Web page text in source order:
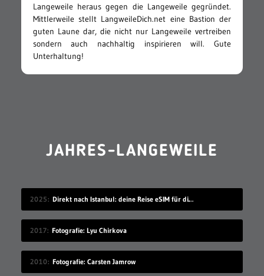
Langeweile heraus gegen die Langeweile gegründet.
Mittlerweile stellt LangweileDich.net eine Bastion der
guten Laune dar, die nicht nur Langeweile vertreiben
sondern auch nachhaltig inspirieren will. Gute
Unterhaltung!
JAHRES-LANGEWEILE
2025 Direkt nach Istanbul: deine Reise eSIM für die Türkei
2017 Fotografie: Lyu Chirkova
2010 Fotografie: Carsten Jamrow